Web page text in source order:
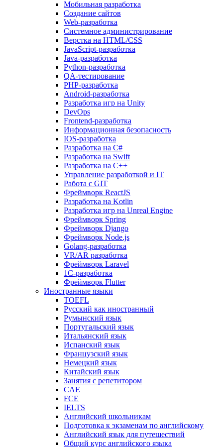
Мобильная разработка
Создание сайтов
Web-разработка
Системное администрирование
Верстка на HTML/CSS
JavaScript-разработка
Java-разработка
Python-разработка
QA-тестирование
PHP-разработка
Android-разработка
Разработка игр на Unity
DevOps
Frontend-разработка
Информационная безопасность
IOS-разработка
Разработка на C#
Разработка на Swift
Разработка на C++
Управление разработкой и IT
Работа с GIT
Фреймворк ReactJS
Разработка на Kotlin
Разработка игр на Unreal Engine
Фреймворк Spring
Фреймворк Django
Фреймворк Node.js
Golang-разработка
VR/AR разработка
Фреймворк Laravel
1C-разработка
Фреймворк Flutter
Иностранные языки
TOEFL
Русский как иностранный
Румынский язык
Португальский язык
Итальянский язык
Испанский язык
Французский язык
Немецкий язык
Китайский язык
Занятия с репетитором
CAE
FCE
IELTS
Английский школьникам
Подготовка к экзаменам по английскому
Английский язык для путешествий
Общий курс английского языка